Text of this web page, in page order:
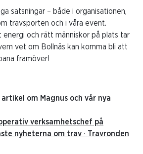
satsningar – både i organisationen,
travsporten och i våra event.
energi och rätt människor på plats tar
vet om Bollnäs kan komma bli att
framöver!
artikel om Magnus och vår nya
verksamhetschef på
nyheterna om trav · Travronden